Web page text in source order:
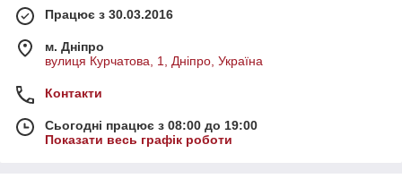
Працює з 30.03.2016
м. Дніпро
вулиця Курчатова, 1, Дніпро, Україна
Контакти
Сьогодні працює з 08:00 до 19:00
Показати весь графік роботи